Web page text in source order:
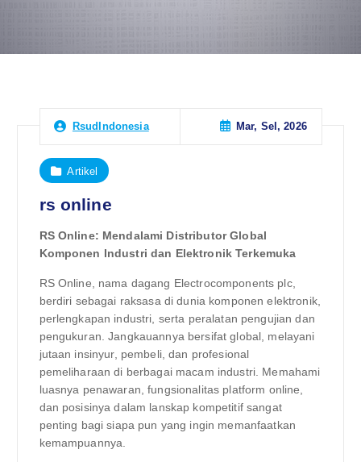
RsudIndonesia Mar, Sel, 2026
Artikel
rs online
RS Online: Mendalami Distributor Global
Komponen Industri dan Elektronik Terkemuka
RS Online, nama dagang Electrocomponents plc,
berdiri sebagai raksasa di dunia komponen elektronik,
perlengkapan industri, serta peralatan pengujian dan
pengukuran. Jangkauannya bersifat global, melayani
jutaan insinyur, pembeli, dan profesional
pemeliharaan di berbagai macam industri. Memahami
luasnya penawaran, fungsionalitas platform online,
dan posisinya dalam lanskap kompetitif sangat
penting bagi siapa pun yang ingin memanfaatkan
kemampuannya.